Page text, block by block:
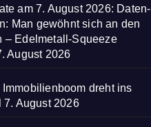
am 7. August 2026: Daten-
Man gewöhnt sich an den
– Edelmetall-Squeeze
August 2026
dreht ins
7. August 2026